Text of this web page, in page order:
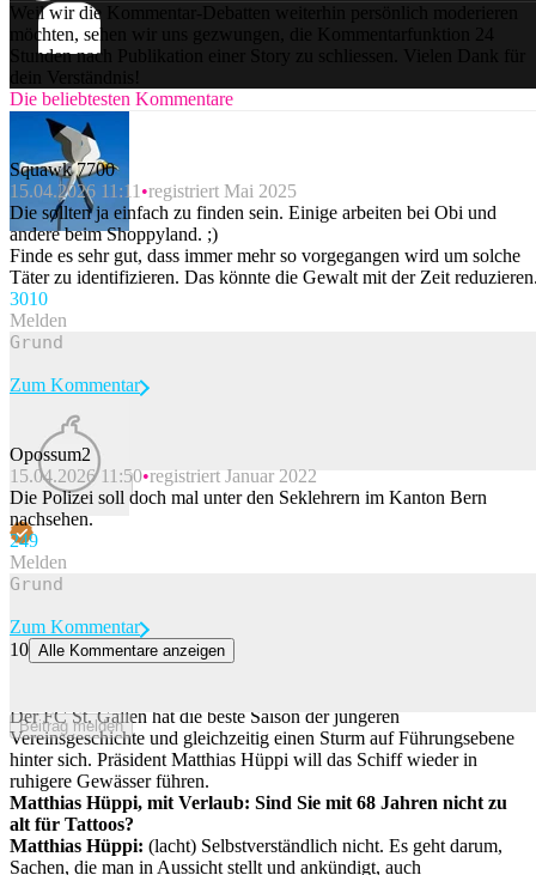
Weil wir die Kommentar-Debatten weiterhin persönlich moderieren
möchten, sehen wir uns gezwungen, die Kommentarfunktion 24
Stunden nach Publikation einer Story zu schliessen. Vielen Dank für
dein Verständnis!
Die beliebtesten Kommentare
Squawk 7700
15.04.2026 11:11 registriert Mai 2025
Die sollten ja einfach zu finden sein. Einige arbeiten bei Obi und
andere beim Shoppyland. ;)
Finde es sehr gut, dass immer mehr so vorgegangen wird um solche
Täter zu identifizieren. Das könnte die Gewalt mit der Zeit
3010
Melden
Beitrag melden
Zum Kommentar
Opossum2
15.04.2026 11:50 registriert Januar 2022
Die Polizei soll doch mal unter den Seklehrern im Kanton Bern
nachsehen.
249
Melden
Beitrag melden
Zum Kommentar
10 Alle Kommentare anzeigen
Der FC St. Gallen hat die beste Saison der jüngeren
Vereinsgeschichte und gleichzeitig einen Sturm auf Führungsebene
hinter sich. Präsident Matthias Hüppi will das Schiff wieder in
ruhigere Gewässer führen.
Matthias Hüppi, mit Verlaub: Sind Sie mit 68 Jahren nicht zu
alt für Tattoos?
Matthias Hüppi: (lacht) Selbstverständlich nicht. Es geht darum,
Sachen, die man in Aussicht stellt und ankündigt, auch